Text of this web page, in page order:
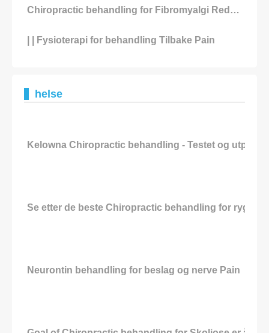
Chiropractic behandling for Fibromyalgi Reduserer Pain
| | Fysioterapi for behandling Tilbake Pain
helse
Kelowna Chiropractic behandling - Testet og
Se etter de beste Chiropractic behandling for rygg
Neurontin behandling for beslag og nerve Pain